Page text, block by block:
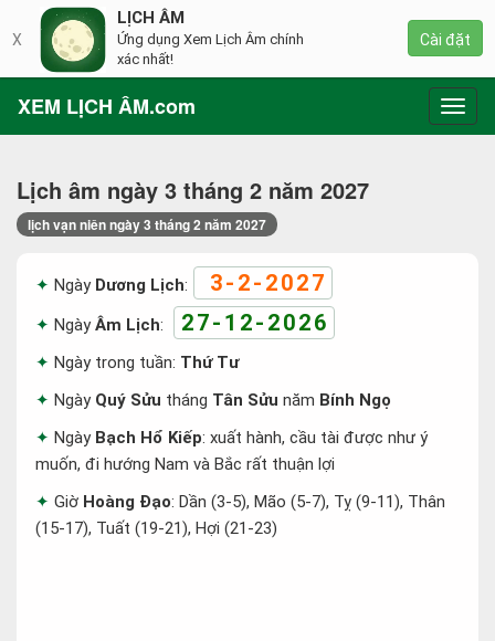
XEM LỊCH ÂM.com
Lịch âm ngày 3 tháng 2 năm 2027
lịch vạn niên ngày 3 tháng 2 năm 2027
Ngày Dương Lịch: 3-2-2027
NgàyÂm Lịch: 27-12-2026
Ngày trong tuần: Thứ Tư
Ngày Quý Sửu tháng Tân Sửu năm Bính Ngọ
Ngày Bạch Hổ Kiếp: xuất hành, cầu tài được như ý
muốn, đi hướng Nam và Bắc rất thuận lợi
Giờ Hoàng Đạo: Dần (3-5), Mão (5-7), Tỵ (9-11), Thân
(15-17), Tuất (19-21), Hợi (21-23)
X
LỊCH ÂM
Ứng dụng Xem Lịch Âm chính
xác nhất!
Cài đặt